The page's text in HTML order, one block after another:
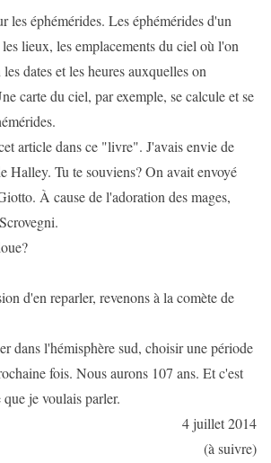
les éphémérides. Les éphémérides d'un
lieux, les emplacements du ciel où l'on
dates et les heures auxquelles on
carte du ciel, par exemple, se calcule et se
article dans ce "livre". J'avais envie de
Halley. Tu te souviens? On avait envoyé
À cause de l'adoration des mages,
d'en reparler, revenons à la comète de
dans l'hémisphère sud, choisir une période
fois. Nous aurons 107 ans. Et c'est
je voulais parler.
4 juillet 2014
(à suivre)